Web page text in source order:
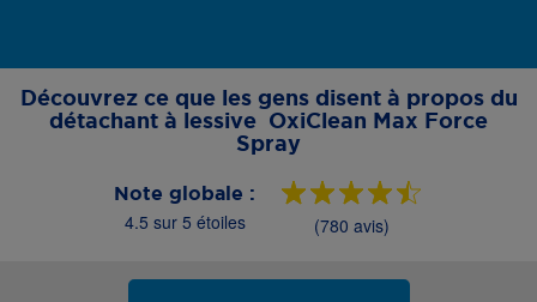
Découvrez ce que les gens disent à propos du
détachant à lessive OxiClean Max Force
Spray
Note globale :
4.5 sur 5 étoiles (780 avis)